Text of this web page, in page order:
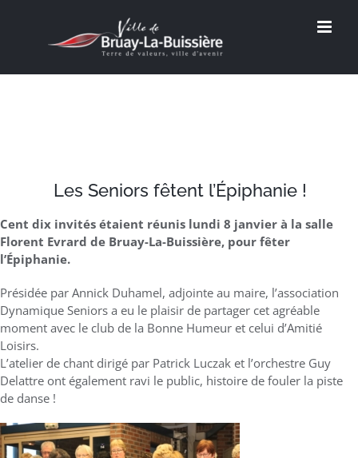
Les Seniors fêtent l’Épiphanie !
Cent dix invités étaient réunis lundi 8 janvier à la salle
Florent Evrard de Bruay-La-Buissière, pour fêter
l’Épiphanie.
Présidée par Annick Duhamel, adjointe au maire, l’association
Dynamique Seniors a eu le plaisir de partager cet agréable
moment avec le club de la Bonne Humeur et celui d’Amitié
Loisirs.
L’atelier de chant dirigé par Patrick Luczak et l’orchestre Guy
Delattre ont également ravi le public, histoire de fouler la piste
de danse !